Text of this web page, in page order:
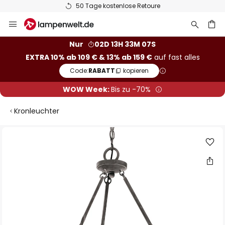
50 Tage kostenlose Retoure
Inhalt
Nur
02D 13H 33M 06S
EXTRA 10% ab 109 € & 13% ab 159 €auf fast alles
Code:RABATT kopieren
WOW Week:Bis zu -70%
Kronleuchter